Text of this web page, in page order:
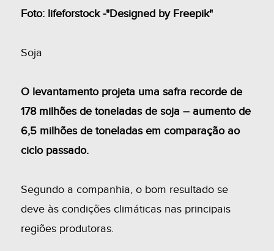
Foto: lifeforstock -"Designed by Freepik"
Soja
O levantamento projeta uma safra recorde de
178 milhões de toneladas de soja – aumento de
6,5 milhões de toneladas em comparação ao
ciclo passado.
Segundo a companhia, o bom resultado se
deve às condições climáticas nas principais
regiões produtoras.